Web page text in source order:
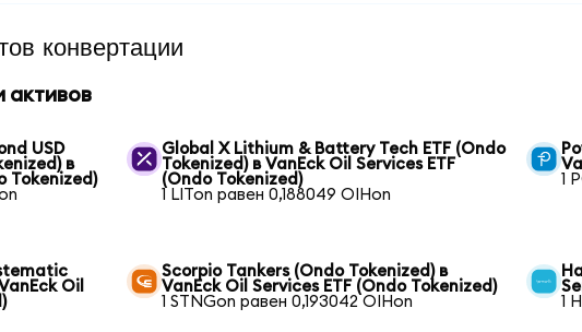
конвертации
активов
USD
в
Tokenized)
Global X Lithium & Battery Tech ETF (Ondo
Tokenized) в VanEck Oil Services ETF
(Ondo Tokenized)
1 LITon равен 0,188049 OIHon
1
Oil
Scorpio Tankers (Ondo Tokenized) в
VanEck Oil Services ETF (Ondo Tokenized)
1 STNGon равен 0,193042 OIHon
1